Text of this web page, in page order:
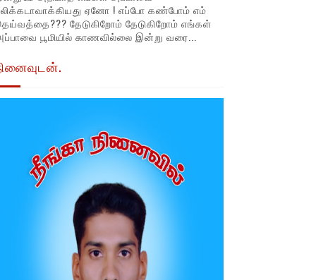
ஏனோ ! எப்போ கண்போம் எம்
தேடுகிறோம் தேடுகிறோம் எங்கள்
பூமியில் காணவில்லை இன்று வரை...